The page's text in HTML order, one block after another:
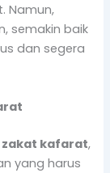
Namun,
semakin baik
dan segera
zakat kafarat,
yang harus